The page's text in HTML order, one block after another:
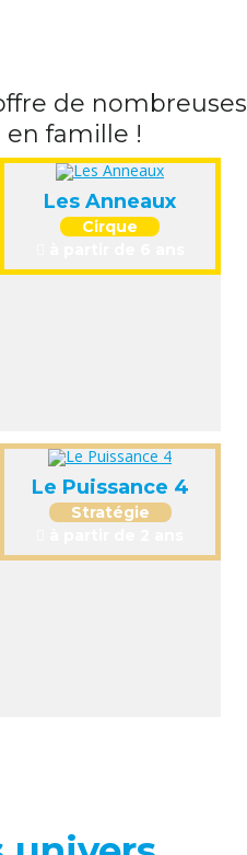
de nombreuses
famille !
Les Anneaux
Cirque
Le Puissance 4
Stratégie